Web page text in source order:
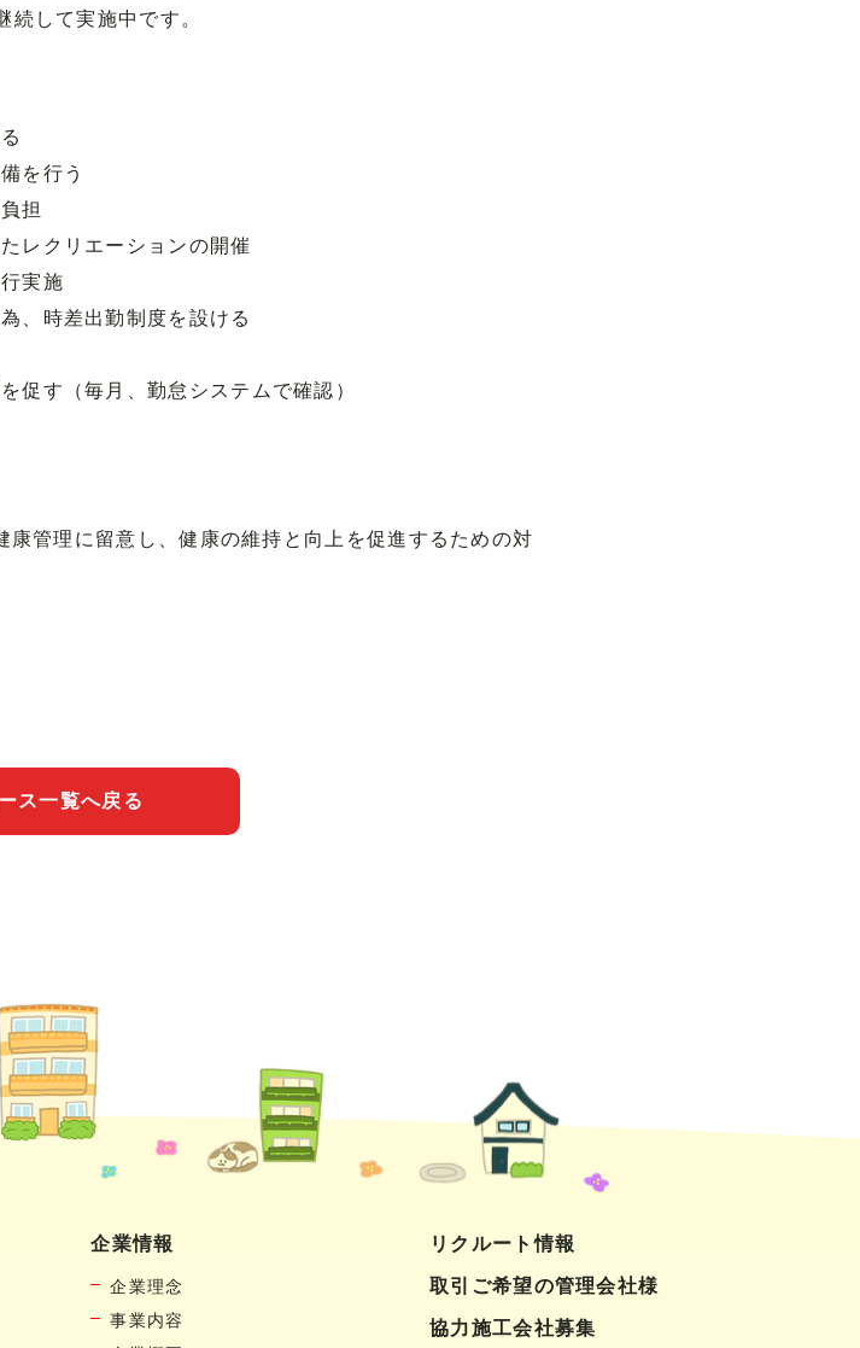
続して実施中です。
を行う
担
レクリエーションの開催
実施
、時差出勤制度を設ける
促す（毎月、勤怠システムで確認）
管理に留意し、健康の維持と向上を促進するための対
ス一覧へ戻る
企業情報
企業理念
事業内容
リクルート情報
取引ご希望の管理会社様
協力施工会社募集